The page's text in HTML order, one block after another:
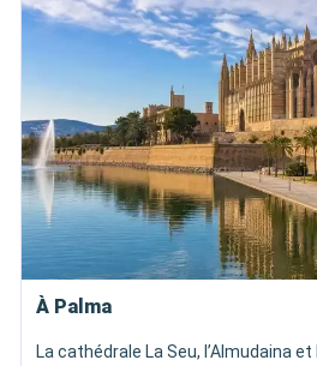
À Palma
La cathédrale La Seu, l’Almudaina